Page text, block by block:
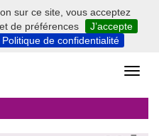
sur ce site, vous acceptez
de préférences
J’accepte
Politique de confidentialité